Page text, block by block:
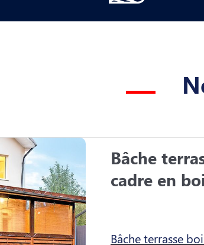
Bâche
cadre en
Bâche terrasse